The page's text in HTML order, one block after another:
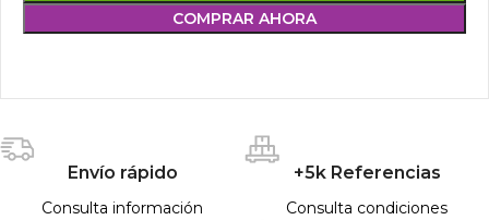
COMPRAR AHORA
Envío rápido
Consulta información
+5k Referencias
Consulta condiciones